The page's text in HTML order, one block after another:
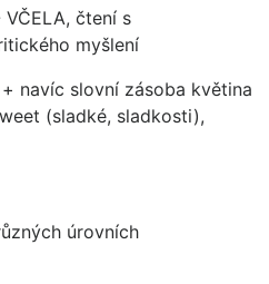
čtení s
myšlení
navíc slovní zásoba květina
(sladké, sladkosti),
úrovních